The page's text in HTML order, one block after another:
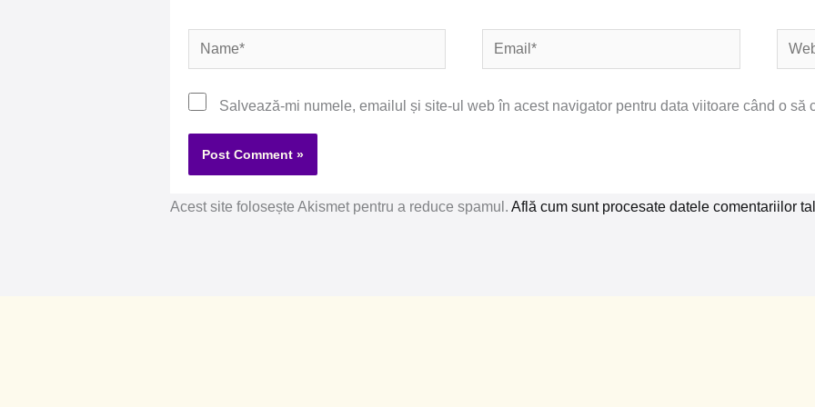
Name* Email*
Salvează-mi numele, emailul și site-ul web în acest navigator pentru data viitoare când o să
Acest site folosește Akismet pentru a reduce spamul. Află cum sunt procesate datele comentariilor